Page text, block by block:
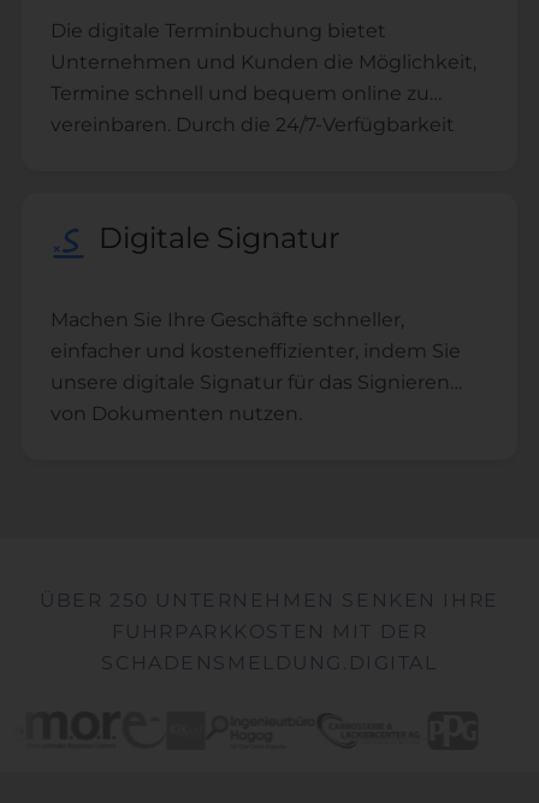
Die digitale Terminbuchung bietet
Unternehmen und Kunden die Möglichkeit,
Termine schnell und bequem online zu
vereinbaren. Durch die 24/7-Verfügbarkeit
Terminplanung. Dies steigert die Effizienz,
die Kundenbindung.
Digitale Signatur
Machen Sie Ihre Geschäfte schneller,
einfacher und kosteneffizienter, indem Sie
unsere digitale Signatur für das Signieren
von Dokumenten nutzen.
ÜBER 250 UNTERNEHMEN SENKEN IHRE
FUHRPARKKOSTEN MIT DER
SCHADENSMELDUNG.DIGITAL